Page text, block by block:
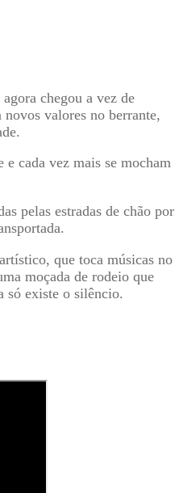
chegou a vez de
valores no berrante,
cada vez mais se mocham
pelas estradas de chão por
que toca músicas no
moçada de rodeio que
só existe o silêncio.